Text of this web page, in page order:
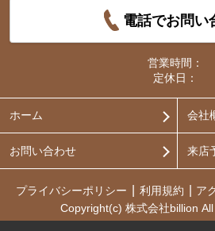
電話でお問い
営業時間：
定休日：
ホーム 会社
お問い合わせ 来店
プライバシーポリシー 利用規約 ア
Copyright(c) 株式会社billion